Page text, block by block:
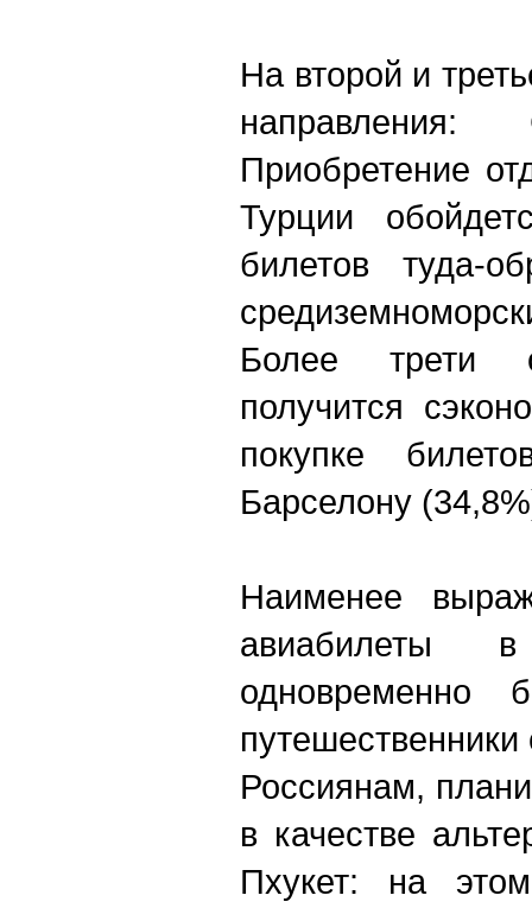
На второй и
Приобретение
Турции
билетов туда-
Более трети
получится
покупке
Барселону
Наименее
авиабилеты
одновременно
Россиянам,
в качестве
Пхукет: на